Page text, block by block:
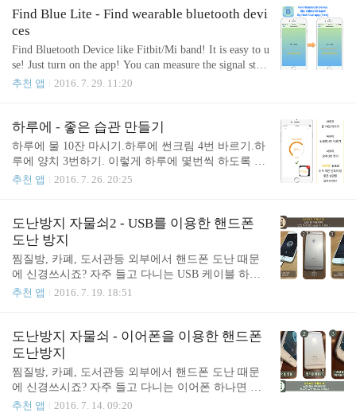
가능합니다. 혈액형, 띠, 별자리, 카드 점등은 다른 어
플로~이름 획수에 따른 이름 궁합 점은 저희 앱으로
보시면 좋습니다. 앱은 아래 링크를 통해서 다운 가
능합..
행시, 신용카드를 이용하여 눈금자 셋팅을 하셔야 합
니다. https://itunes.apple.com/app/precise-ruler-lite-usin
g-credit/id1138659175
Find Blue Lite - Find wearable bluetooth devi
ces
Find Bluetooth Device like Fitbit/Mi band! It is easy to u
se! Just turn on the app! You can measure the signal stre
ngth! Enjoy It! [Downlaod]https://itunes.apple.com/app/
추천 앱 2016. 7. 29. 11:20
하루에 - 좋은 습관 만들기
하루에 물 10잔 마시기.하루에 썬크림 4번 바르기.하
루에 양치 3번하기. 이렇게 하루에 몇번씩 하도록 마
음먹은 일이 있으신가요? "하루에" 앱을 이용하여 여
한 UI를 통하여 쉽게 이용할 수 있습니다. https://itune
s.apple.com/kr/app/day-lite-check-left-counts/id1137434
189
추천 앱 2016. 7. 26. 20:25
도난방지 자물쇠2 - USB를 이용한 핸드폰
도난 방지
찜질방, 카폐, 도서관등 외부에서 핸드폰 도난 때문
에 신경쓰시죠? 자주 들고 다니는 USB 케이블 하나
면 해결됩니다. [도난방지 자물쇠]감시 시작: USB 케
사용법 유도 활성화2. 앱에서 홈버튼 3번 클릭하여
사용법 유도 실행3. USB 케이블 삽입 (충전 상태)4.
앱의 가운데 버튼 클릭하여 도난 감지 시작 [도난 감
지 시]1. 경고음 무한 반복2. 불쾌한 진동3. 자극적인
배경화면 깜박임4. 눈부신 플래쉬 깜박임 [도난 감지
해지법]1. 패스워드2. 지문인식 절대 꺼지지 않는 앱
추천 앱 2016. 7. 19. 18:51
도난방지 자물쇠 - 이어폰을 이용한 핸드폰
도난방지
찜질방, 카폐, 도서관등 외부에서 핸드폰 도난 때문
에 신경쓰시죠? 자주 들고 다니는 이어폰 하나면 해
결됩니다. [도난방지 자물쇠]감시 시작: 이어폰 연결
추천 앱 2016. 7. 14. 09:20